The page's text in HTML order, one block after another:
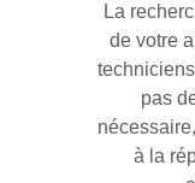
La
de votre
pas
à la